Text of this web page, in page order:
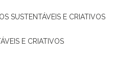
SUSTENTÁVEIS E CRIATIVOS
E CRIATIVOS